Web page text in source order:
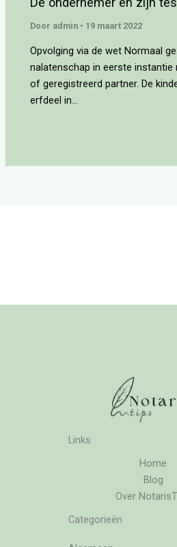
Door admin • 19 maart 2022
Opvolging via de wet Normaal
nalatenschap in eerste
of geregistreerd partner. De
erfdeel in…
Links
Home
Blog
Over
Categorieën